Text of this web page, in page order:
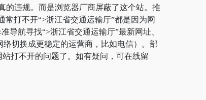
的违规。而是浏览器厂商屏蔽了这个站。推
打不开“>浙江省交通运输厅”都是因为网
导航寻找“>浙江省交通运输厅”最新网址、
切换成更稳定的运营商，比如电信）。部
打不开的问题了。如有疑问，可在线留